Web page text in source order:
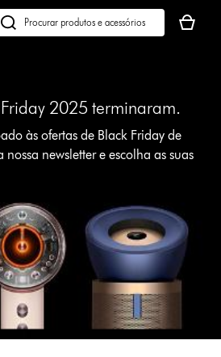
Pesquisar
seu
vazio
2025 terminaram.
às ofertas de Black Friday de
nossa newsletter e escolha as suas